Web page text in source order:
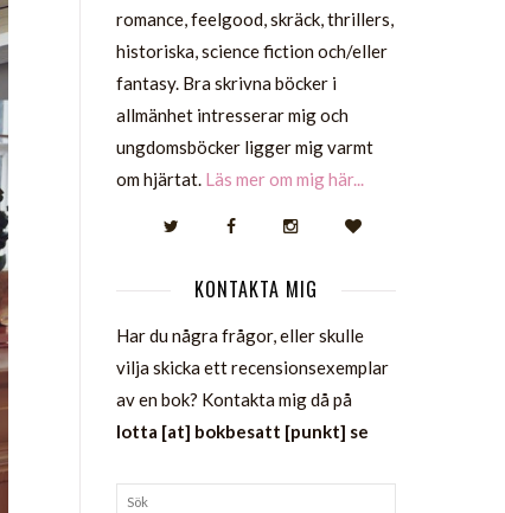
romance, feelgood, skräck, thrillers,
historiska, science fiction och/eller
fantasy. Bra skrivna böcker i
allmänhet intresserar mig och
ungdomsböcker ligger mig varmt
om hjärtat. Läs mer om mig här...
KONTAKTA MIG
Har du några frågor, eller skulle
vilja skicka ett recensionsexemplar
av en bok? Kontakta mig då på
lotta [at] bokbesatt [punkt] se